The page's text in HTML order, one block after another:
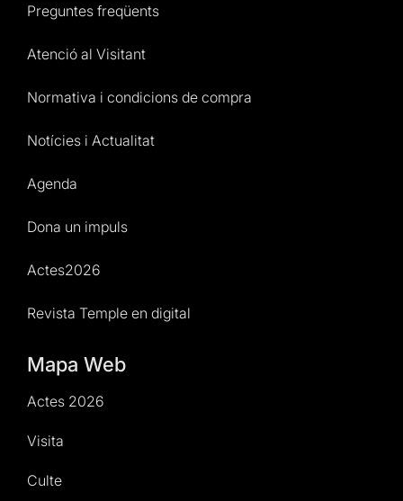
Preguntes freqüents
Atenció al Visitant
Normativa i condicions de compra
Notícies i Actualitat
Agenda
Dona un impuls
Actes2026
Revista Temple en digital
Mapa Web
Actes 2026
Visita
Culte